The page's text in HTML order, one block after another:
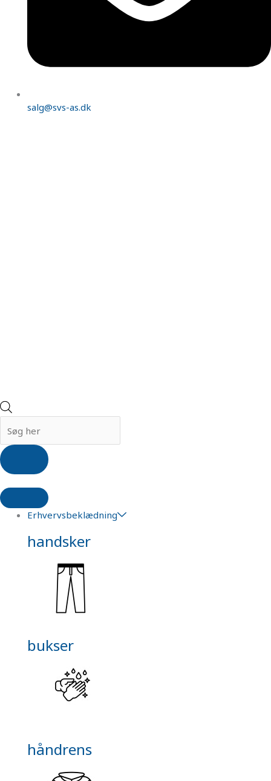
salg@svs-as.dk
Erhvervsbeklædning
handsker
bukser
håndrens